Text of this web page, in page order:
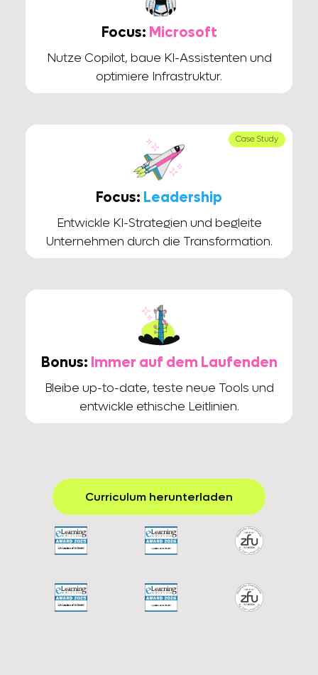
Focus: Microsoft
Nutze Copilot, baue KI-Assistenten und
optimiere Infrastruktur.
Focus: Leadership
Entwickle KI-Strategien und begleite
Unternehmen durch die Transformation.
Case Study
Bonus: Immer auf dem Laufenden
Bleibe up-to-date, teste neue Tools und
entwickle ethische Leitlinien.
Curriculum herunterladen